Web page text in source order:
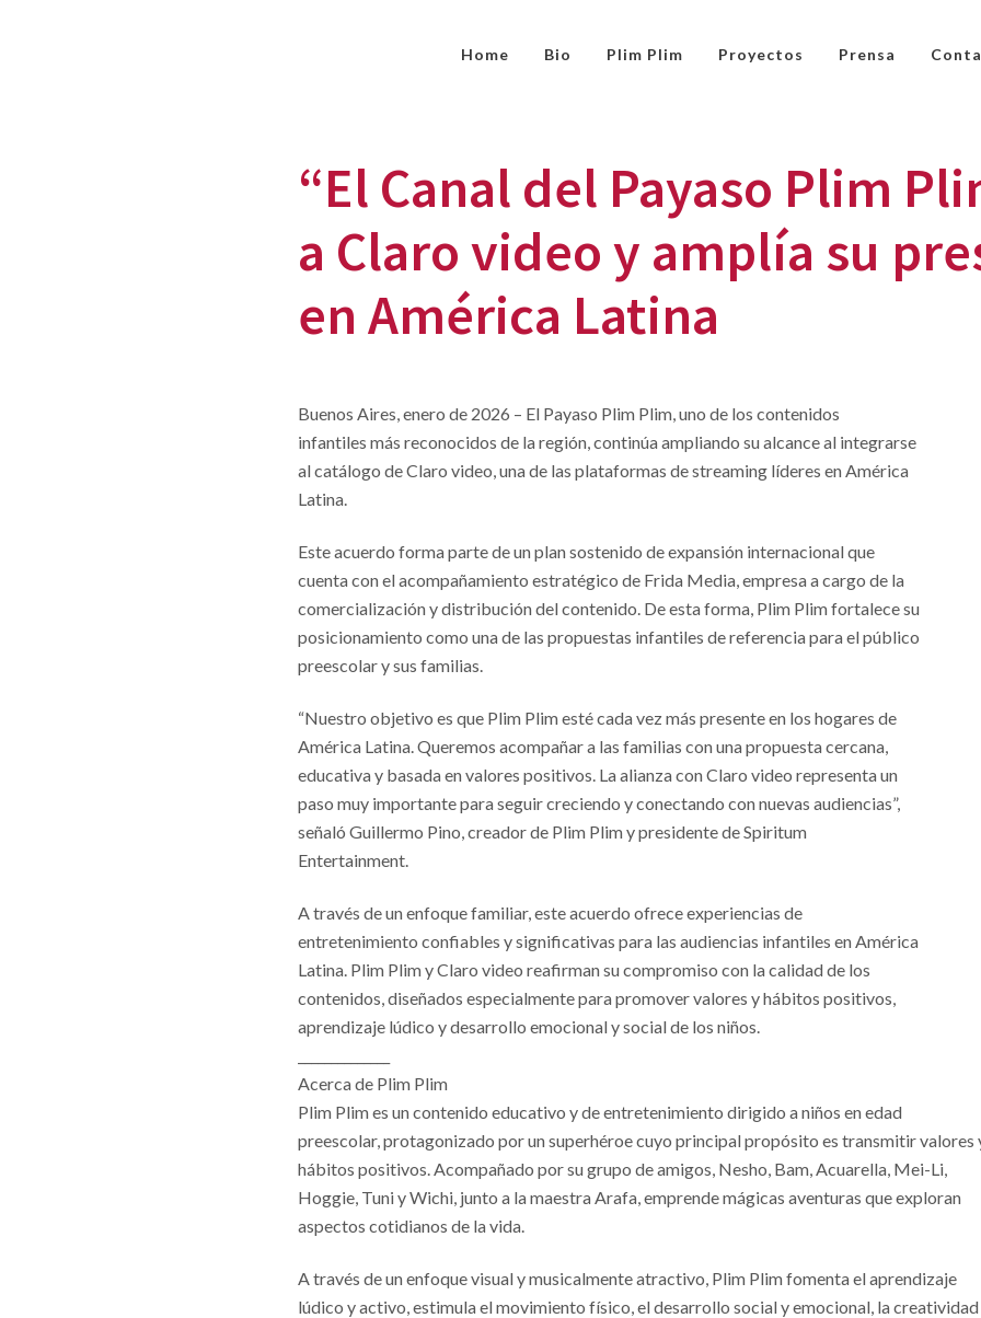
Home Bio Plim Plim Proyectos Prensa
“El Canal del Payaso Plim
a Claro video y amplía su
en América Latina
Buenos Aires, enero de 2026 – El Payaso Plim Plim, uno de los contenidos
infantiles más reconocidos de la región, continúa ampliando su alcance al integrarse
al catálogo de Claro video, una de las plataformas de streaming líderes en América
Latina.
Este acuerdo forma parte de un plan sostenido de expansión internacional que
cuenta con el acompañamiento estratégico de Frida Media, empresa a cargo de la
comercialización y distribución del contenido. De esta forma, Plim Plim fortalece su
posicionamiento como una de las propuestas infantiles de referencia para el público
preescolar y sus familias.
“Nuestro objetivo es que Plim Plim esté cada vez más presente en los hogares de
América Latina. Queremos acompañar a las familias con una propuesta cercana,
educativa y basada en valores positivos. La alianza con Claro video representa un
paso muy importante para seguir creciendo y conectando con nuevas audiencias”,
señaló Guillermo Pino, creador de Plim Plim y presidente de Spiritum
Entertainment.
A través de un enfoque familiar, este acuerdo ofrece experiencias de
entretenimiento confiables y significativas para las audiencias infantiles en América
Latina. Plim Plim y Claro video reafirman su compromiso con la calidad de los
contenidos, diseñados especialmente para promover valores y hábitos positivos,
aprendizaje lúdico y desarrollo emocional y social de los niños.
Acerca de Plim Plim
Plim Plim es un contenido educativo y de entretenimiento dirigido a niños en edad
preescolar, protagonizado por un superhéroe cuyo principal propósito es transmitir valores
hábitos positivos. Acompañado por su grupo de amigos, Nesho, Bam, Acuarella, Mei-Li,
Hoggie, Tuni y Wichi, junto a la maestra Arafa, emprende mágicas aventuras que exploran
aspectos cotidianos de la vida.
A través de un enfoque visual y musicalmente atractivo, Plim Plim fomenta el aprendizaje
lúdico y activo, estimula el movimiento físico, el desarrollo social y emocional, la creatividad